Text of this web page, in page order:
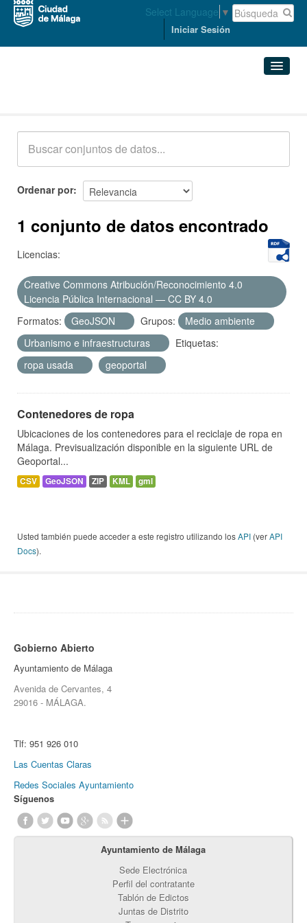
Select Language ▼
Iniciar Sesión
Acerca de
Ordenar por
1 conjunto de datos encontrado
Licencias:
Creative Commons Atribución/Reconocimiento 4.0
Licencia Pública Internacional — CC BY 4.0
Formatos:
GeoJSON Grupos:
Medio ambiente
Urbanismo e infraestructuras
Etiquetas:
ropa usada
geoportal
Contenedores de ropa
Ubicaciones de los contenedores para el reciclaje de ropa en
Málaga. Previsualización disponible en la siguiente URL de
Geoportal...
CSV GeoJSON ZIP KML gml
Usted también puede acceder a este registro utilizando losAPI (verAPI
Docs).
Gobierno Abierto
Ayuntamiento de Málaga
Avenida de Cervantes, 4
29016 - MÁLAGA.
Tlf: 951 926 010
Las Cuentas Claras
Redes Sociales Ayuntamiento
Síguenos
Ayuntamiento de Málaga
Sede Electrónica
Perfil del contratante
Tablón de Edictos
Juntas de Distrito